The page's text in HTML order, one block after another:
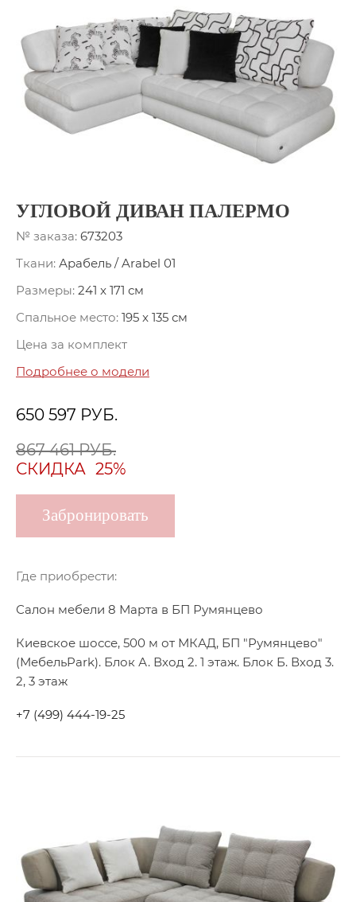
УГЛОВОЙ ДИВАН ПАЛЕРМО
№ заказа: 673203
Ткани: Арабель / Arabel 01
Размеры: 241 x 171 см
Спальное место: 195 x 135 см
Цена за комплект
Подробнее о модели
650 597 РУБ.
867 461 РУБ.
СКИДКА 25%
Забронировать
Где приобрести:
Салон мебели 8 Марта в БП Румянцево
Киевское шоссе, 500 м от МКАД, БП "Румянцево"
(МебельPark). Блок А. Вход 2. 1 этаж. Блок Б. Вход 3.
2, 3 этаж
+7 (499) 444-19-25